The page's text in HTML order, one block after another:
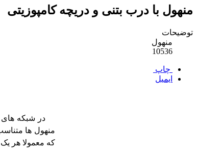
منهول با درب بتنی و دریچه کامپوزیتی
توضیحات
منهول
10536
چاپ
ایمیل
در شبکه های
منهول ها
که معمولا هر